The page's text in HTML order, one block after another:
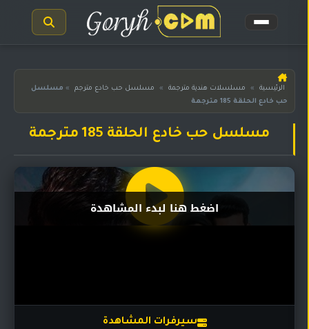
الرئيسية
مسلسلات
المترجمة
مسلسلات
مسلسلات
الرئيسية » مسلسلات هندية مترجمة » مسلسل حب خادع مترجم » مسلسل
حب خادع الحلقة 185 مترجمة
مسلسل حب خادع الحلقة 185 مترجمة
سيرفرات المشاهدة
اضغط هنا لبدء المشاهدة